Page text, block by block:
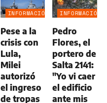
INFORMACIÓN
Pese a la
crisis con
Lula,
Milei
autorizó
el ingreso
de tropas
INFORMACIÓN
Pedro
Flores, el
portero de
Salta 2141:
"Yo vi caer
el edificio
ante mis